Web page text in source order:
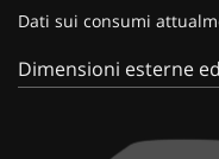
Dati sui consumi
Dimensioni esterne